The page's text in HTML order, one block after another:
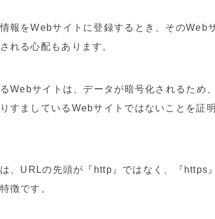
報をWebサイトに登録するとき、そのWeb
れる心配もあります。
Webサイトは、データが暗号化されるため
すましているWebサイトではないことを証
、URLの先頭が『http』ではなく、『https
徴です。